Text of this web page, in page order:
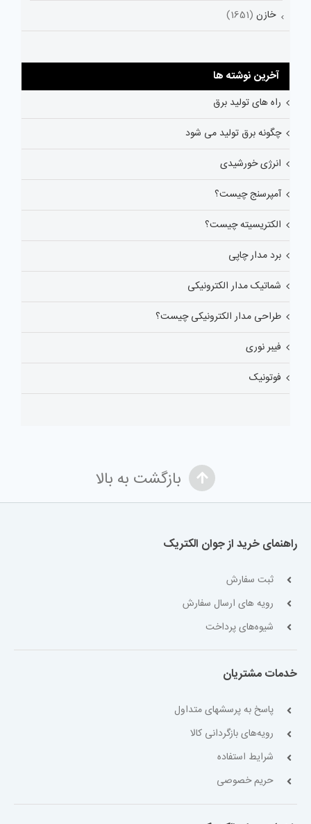
خازن (1651)
آخرین نوشته ها
راه های تولید برق
چگونه برق تولید می شود
انرژی خورشیدی
آمپرسنج چیست؟
الکتریسیته چیست؟
برد مدار چاپی
شماتیک مدار الکترونیکی
طراحی مدار الکترونیکی چیست؟
فیبر نوری
فوتونیک
بازگشت به بالا
راهنمای خرید از جوان الکتریک
ثبت سفارش
رویه های ارسال سفارش
شیوه‌های پرداخت
خدمات مشتریان
پاسخ به پرسشهای متداول
رویه‌های بازگردانی کالا
شرایط استفاده
حریم خصوصی